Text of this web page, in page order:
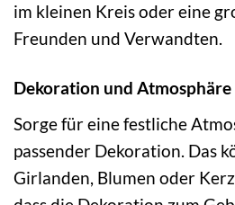
im kleinen Kreis oder eine
Freunden und Verwandten.
Dekoration und Atmosphäre
Sorge für eine festliche
passender Dekoration. Das
Girlanden, Blumen oder